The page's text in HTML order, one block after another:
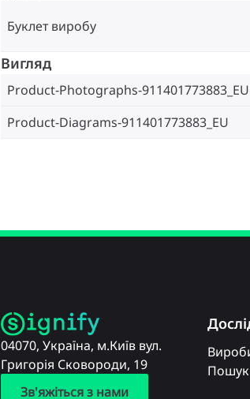
Буклет виробу
Вигляд
Product-Photographs-911401773883_EU
Product-Diagrams-911401773883_EU
04070, Україна, м.Київ вул.
Григорія Сковороди, 19
Зв'яжіться з нами